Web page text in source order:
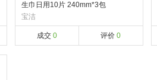
生巾日用10片 240mm*3包
宝洁
成交 0 评价0